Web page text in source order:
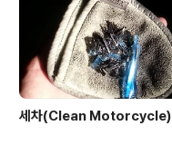
세차(Clean Motorcycle)